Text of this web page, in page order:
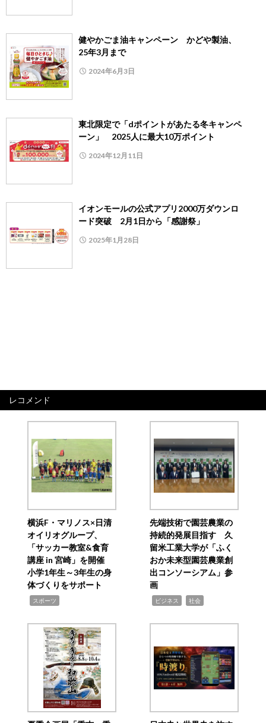
健やかごま油キャンペーン かどや製油、
25年3月まで
2024年6月3日
東北限定で「dポイントがあたる冬キャンペ
ーン」 2025人に最大10万ポイント
2024年12月11日
イオンモールの公式アプリ2000万ダウンロ
ード突破 2月1日から「感謝祭」
2025年1月28日
レコメンド
横浜F・マリノス×日清
オイリオグループ、
「サッカー教室&食育
講座 in 宮崎」を開催
小学1年生～3年生の身
体づくりをサポート
スポーツ
先端技術で園芸農業の
持続的発展目指す 久
留米工業大学が「ふく
おか未来型園芸農業創
出コンソーシアム」参
画
ビジネス 社会